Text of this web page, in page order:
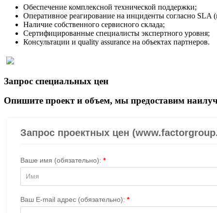
Обеспечение комплексной технической поддержки;
Оперативное реагирование на инциденты согласно SLA
Наличие собственного сервисного склада;
Сертифицированные специалисты экспертного уровня;
Консультации и quality assurance на объектах партнеров.
Запрос специальных цен
Опишите проект и объем, мы предоставим